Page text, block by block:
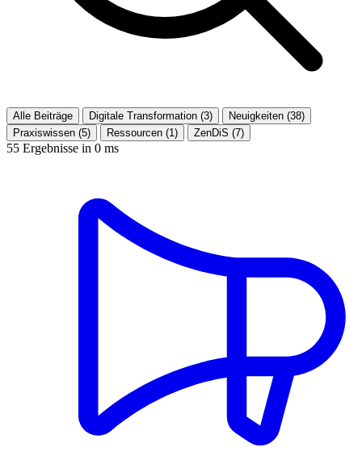
Alle Beiträge Digitale Transformation (3)
Neuigkeiten (38)
Praxiswissen (5)
Ressourcen (1) ZenDiS (7)
55 Ergebnisse in 0 ms